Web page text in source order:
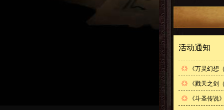
活动通知
◎ 《万灵幻想
◎ 《戮天之剑
◎ 《斗圣传说